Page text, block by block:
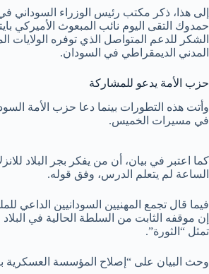
إلى هذا، ذكر مكتب رئيس الوزراء السوداني
حمدوك التقى اليوم نائب المبعوث الأميركي
الشكر للدعم المتواصل الذي توفره الولايات
المدني الديمقراطي في السودان.
حزب الأمة يدعو للمشاركة
وأتت هذه التطورات بينما دعا حزب الأمة
في مسيرات الخميس.
كما اعتبر في بيان، أن من يفكر بجر البلاد
الساعة لم يتعلم الدرس، وفق قوله.
فيما قال تجمع المهنيين السودانيين الداعي
إن موقفه الثابت من السلطة الحالية في البلاد
تمثل “الثورة”.
وحث البيان على “إصلاح المؤسسة العسكرية